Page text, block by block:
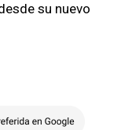
su nuevo